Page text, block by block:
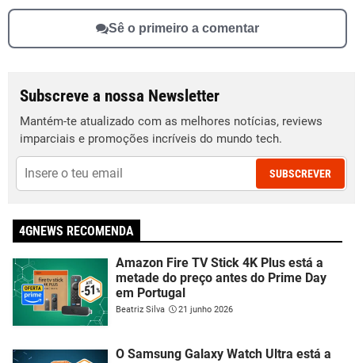
Sê o primeiro a comentar
Subscreve a nossa Newsletter
Mantém-te atualizado com as melhores notícias, reviews
imparciais e promoções incríveis do mundo tech.
SUBSCREVER
4GNEWS RECOMENDA
Amazon Fire TV Stick 4K Plus está a
metade do preço antes do Prime Day
em Portugal
Beatriz Silva 21 junho 2026
O Samsung Galaxy Watch Ultra está a